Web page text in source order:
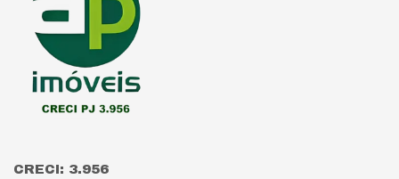
CRECI: 3.956